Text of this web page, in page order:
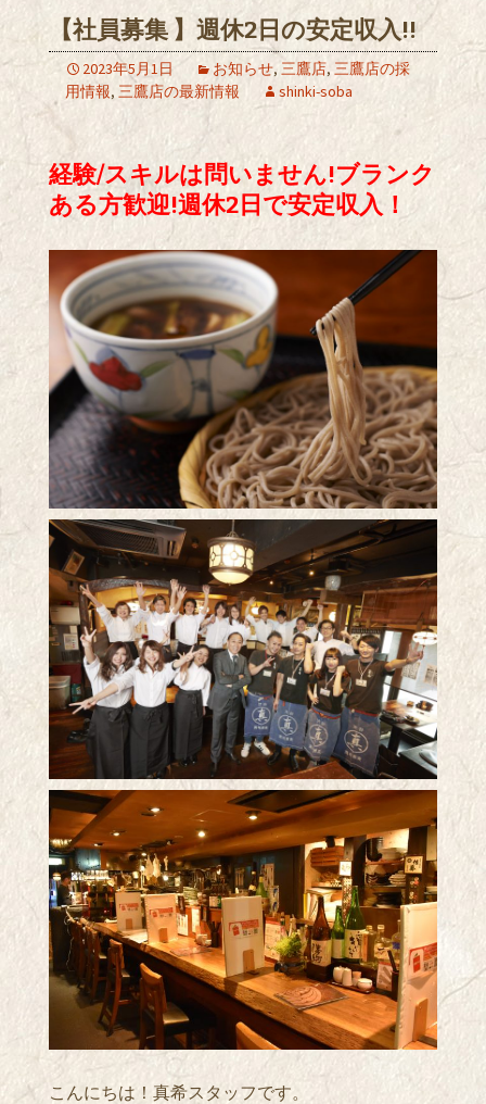
【社員募集 】週休2日の安定収入!!
2023年5月1日 お知らせ, 三鷹店, 三鷹店の採
用情報, 三鷹店の最新情報 shinki-soba
経験/スキルは問いません!ブランク
ある方歓迎!週休2日で安定収入！
こんにちは！真希スタッフです。